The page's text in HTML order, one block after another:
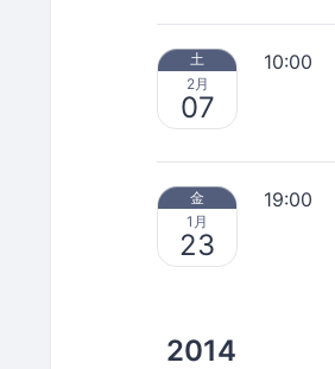
土
2月
07
10:00
金
1月
23
19:00
2014